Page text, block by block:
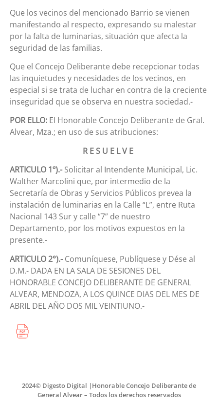
Que los vecinos del mencionado Barrio se vienen
manifestando al respecto, expresando su malestar
por la falta de luminarias, situación que afecta la
seguridad de las familias.
Que el Concejo Deliberante debe recepcionar todas
las inquietudes y necesidades de los vecinos, en
especial si se trata de luchar en contra de la creciente
inseguridad que se observa en nuestra sociedad.-
POR ELLO: El Honorable Concejo Deliberante de Gral.
Alvear, Mza.; en uso de sus atribuciones:
R E S U E L V E
ARTICULO 1º).-Solicitar al Intendente Municipal, Lic.
Walther Marcolini que, por intermedio de la
Secretaría de Obras y Servicios Públicos prevea la
instalación de luminarias en la Calle “L”, entre Ruta
Nacional 143 Sur y calle “7” de nuestro
Departamento, por los motivos expuestos en la
presente.-
ARTICULO 2°).-Comuníquese, Publíquese y Dése al
D.M.- DADA EN LA SALA DE SESIONES DEL
HONORABLE CONCEJO DELIBERANTE DE GENERAL
ALVEAR, MENDOZA, A LOS QUINCE DIAS DEL MES DE
ABRIL DEL AÑO DOS MIL VEINTIUNO.-
2024© Digesto Digital |Honorable Concejo Deliberante de
General Alvear – Todos los derechos reservados